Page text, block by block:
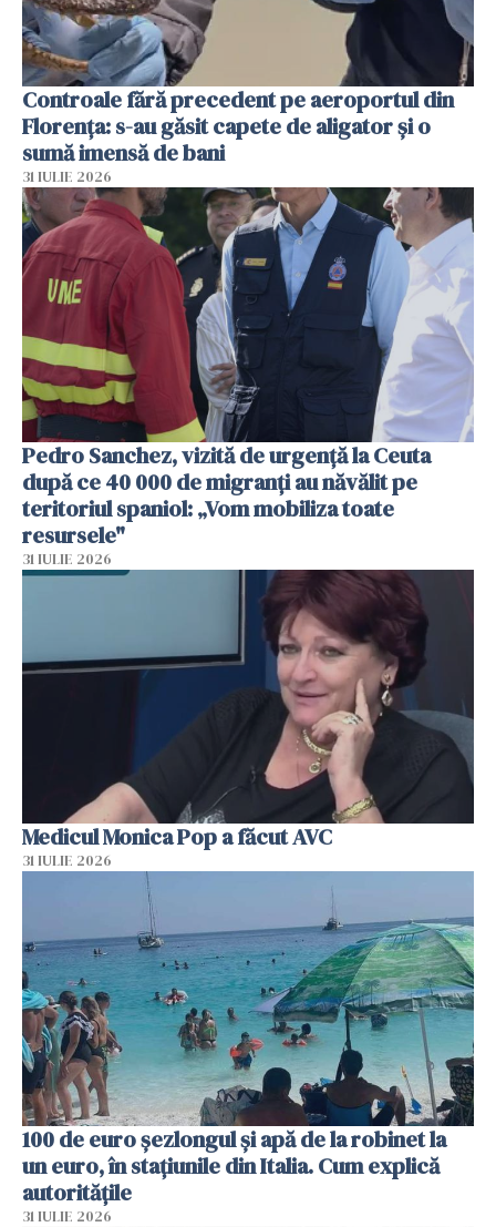
Controale fără precedent pe aeroportul din
Florența: s-au găsit capete de aligator și o
sumă imensă de bani
31 IULIE 2026
Pedro Sanchez, vizită de urgență la Ceuta
după ce 40 000 de migranți au năvălit pe
teritoriul spaniol: „Vom mobiliza toate
resursele"
31 IULIE 2026
Medicul Monica Pop a făcut AVC
31 IULIE 2026
100 de euro șezlongul și apă de la robinet la
un euro, în stațiunile din Italia. Cum explică
autoritățile
31 IULIE 2026